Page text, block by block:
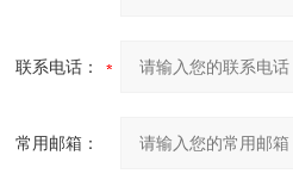
联系电话：
常用邮箱：